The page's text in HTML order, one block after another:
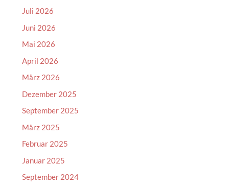
Juli 2026
Juni 2026
Mai 2026
April 2026
März 2026
Dezember 2025
September 2025
März 2025
Februar 2025
Januar 2025
September 2024